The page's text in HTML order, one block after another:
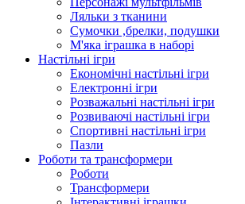
Ляльки з тканини
Сумочки ,брелки, подушки
М'яка іграшка в наборі
Настільні ігри
Економічні настільні ігри
Електронні ігри
Розважальні настільні ігри
Розвиваючі настільні ігри
Спортивні настільні ігри
Пазли
Роботи та трансформери
Роботи
Трансформери